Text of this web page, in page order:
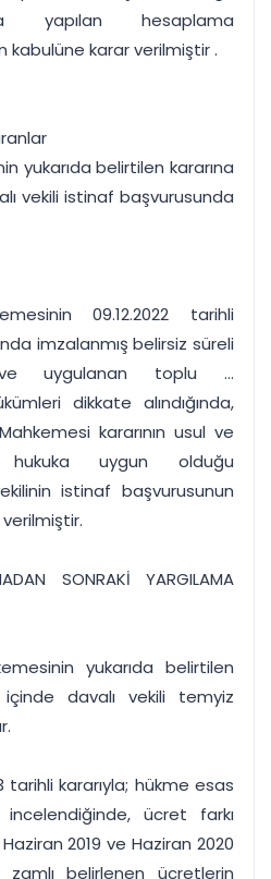
yapılan hesaplama
kabulüne karar verilmiştir .
yukarıda belirtilen kararına
vekili istinaf başvurusunda
09.12.2022 tarihli
imzalanmış belirsiz süreli
uygulanan toplu ...
dikkate alındığında,
kararının usul ve
hukuka uygun olduğu
istinaf başvurusunun
SONRAKİ YARGILAMA
yukarıda belirtilen
içinde davalı vekili temyiz
tarihli kararıyla; hükme esas
ücret farkı
2019 ve Haziran 2020
zamlı belirlenen ücretlerin